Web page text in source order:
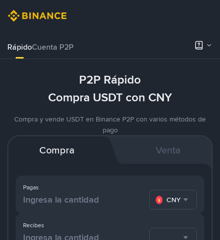
RápidoCuenta P2P
P2P Rápido
Compra USDT con CNY
Compra y vende USDT en Binance P2P con varios métodos de
pago
Compra Venta
Pagas
CNY
Recibes